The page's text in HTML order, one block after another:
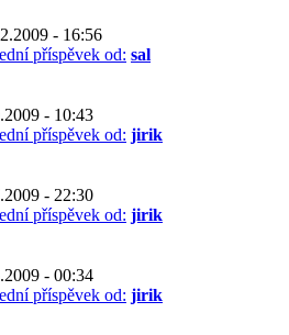
- 16:56
příspěvek od: sal
- 10:43
příspěvek od: jirik
- 22:30
příspěvek od: jirik
- 00:34
příspěvek od: jirik